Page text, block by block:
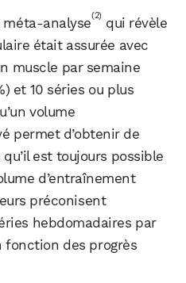
méta-analyse(2) qui révèle
était assurée avec
muscle par semaine
et 10 séries ou plus
volume
permet d’obtenir de
est toujours possible
d’entraînement
préconisent
hebdomadaires par
fonction des progrès